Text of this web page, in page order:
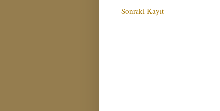
Sonraki Kayıt